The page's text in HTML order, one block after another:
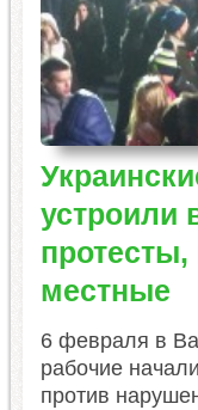
устроили
местные
6 февраля в
рабочие
против